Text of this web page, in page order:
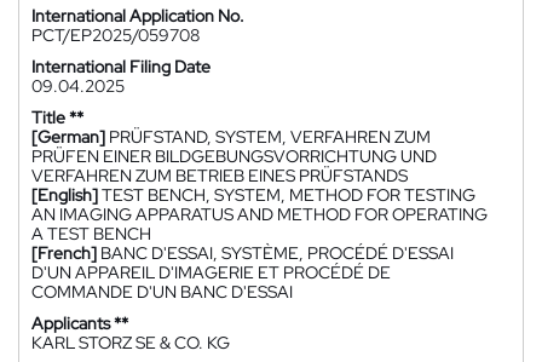
International Application No.
PCT/EP2025/059708
International Filing Date
09.04.2025
Title **
[German] PRÜFSTAND, SYSTEM, VERFAHREN ZUM
PRÜFEN EINER BILDGEBUNGSVORRICHTUNG UND
VERFAHREN ZUM BETRIEB EINES PRÜFSTANDS
[English]TEST BENCH, SYSTEM, METHOD FOR TESTING
AN IMAGING APPARATUS AND METHOD FOR OPERATING
A TEST BENCH
[French] BANC D'ESSAI, SYSTÈME, PROCÉDÉ D'ESSAI
D'UN APPAREIL D'IMAGERIE ET PROCÉDÉ DE
COMMANDE D'UN BANC D'ESSAI
Applicants **
KARL STORZ SE & CO. KG